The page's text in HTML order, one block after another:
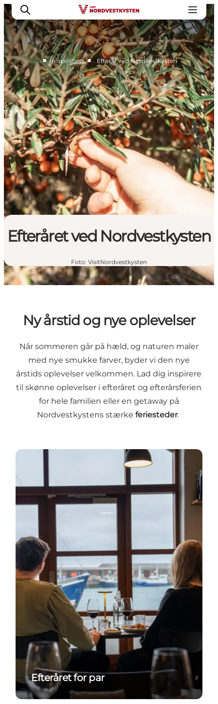
Feriesteder
Inspiration
Handicapvenlig ferie
Events
Overnatning
Planlæg din ferie
… ■ Inspiration ■ Efterår ved Nordvestkysten
Efteråret ved Nordvestkysten
Foto: VisitNordvestkysten
Ny årstid og nye oplevelser
Når sommeren går på hæld, og naturen maler
med nye smukke farver, byder vi den nye
årstids oplevelser velkommen. Lad dig inspirere
til skønne oplevelser i efteråret og efterårsferien
for hele familien eller en getaway på
Nordvestkystens stærke feriesteder.
Efteråret for par
Efteråret for par